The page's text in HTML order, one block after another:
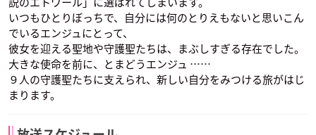
いつもひとりぼっちで、自分には何のとりえもないと思いこん
でいるエンジュにとって、
彼女を迎える聖地や守護聖たちは、まぶしすぎる存在でした。
大きな使命を前に、とまどうエンジュ ……
９人の守護聖たちに支えられ、新しい自分をみつける旅がはじ
まります。